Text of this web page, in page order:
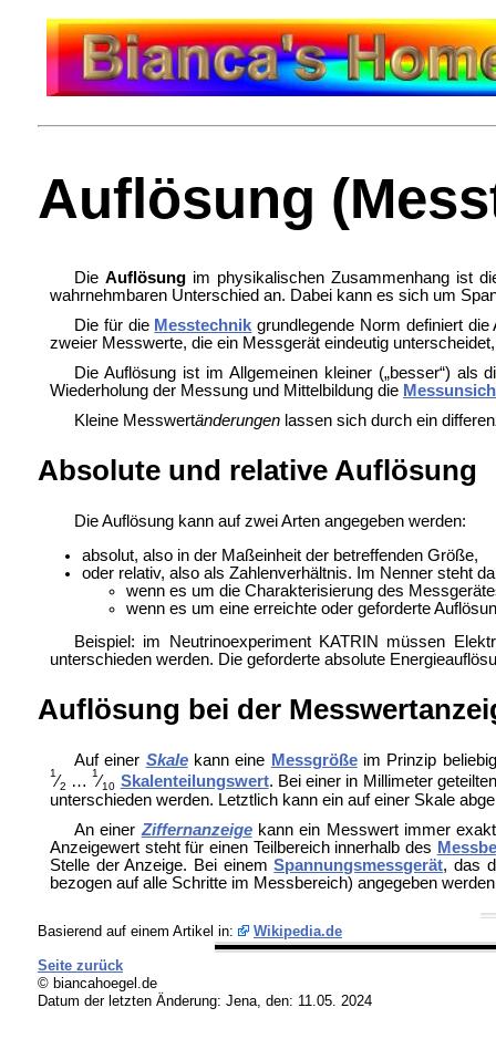
Auflösung
Die Auflösungim physikalischen Zusammenhang ist
wahrnehmbaren Unterschied an. Dabei kann es sich um
Die für die Messtechnik grundlegende Norm definiert
zweier Messwerte, die ein Messgerät eindeutig
Die Auflösung ist im Allgemeinen kleiner („besser“) als
Wiederholung der Messung und Mittelbildung die
Kleine Messwertänderungenlassen sich durch ein
Absolute und relative Auflösung
Die Auflösung kann auf zwei Arten angegeben werden:
absolut, also in der Maßeinheit der betreffenden Größe,
oder relativ, also als Zahlenverhältnis. Im Nenner steht
wenn es um die Charakterisierung des
wenn es um eine erreichte oder geforderte
Beispiel: im Neutrinoexperiment KATRIN müssen
unterschieden werden. Die geforderte absolute
Auflösung bei der
Auf einer Skalekann eine Messgrößeim Prinzip
1⁄2 …1 ⁄10 Skalenteilungswert. Bei einer in Millimeter
unterschieden werden. Letztlich kann ein auf einer Skale
An einer Ziffernanzeigekann ein Messwert immer
Anzeigewert steht für einen Teilbereich innerhalb des
Stelle der Anzeige. Bei einemSpannungsmessgerät, das
bezogen auf alle Schritte im Messbereich) angegeben
Basierend auf einem Artikel in: Wikipedia.de
Seite zurück
© biancahoegel.de
Datum der letzten Änderung: Jena, den: 11.05. 2024